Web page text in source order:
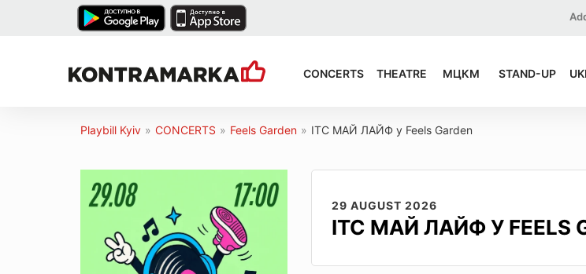
CONCERTS THEATRE МЦКМ STAND-UP
Playbill Kyiv » CONCERTS » Feels Garden » ІТС МАЙ ЛАЙФ у Feels Garden
29 AUGUST 2026
ІТС МАЙ ЛАЙФ У FEELS